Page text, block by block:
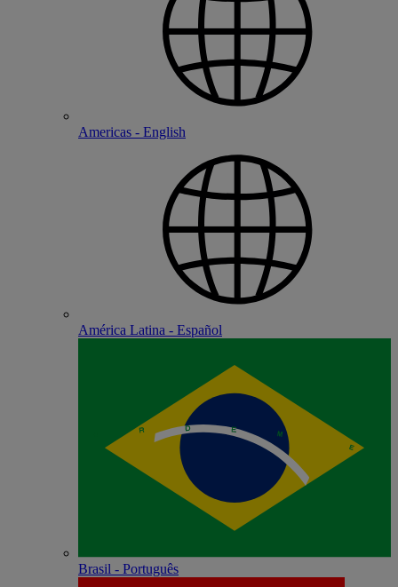
Americas - English
América Latina - Español
Brasil - Português